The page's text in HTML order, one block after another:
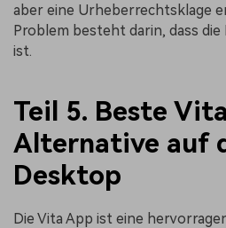
aber eine Urheberrechtsklage
Problem besteht darin, dass
ist.
Teil 5. Beste
Alternative auf
Desktop
Die Vita App ist eine